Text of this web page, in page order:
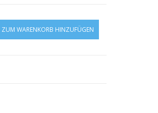
ZUM WARENKORB HINZUFÜGEN